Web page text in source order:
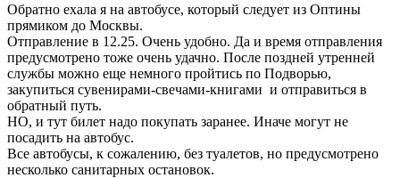
Обратно ехала я на автобусе, который следует из Оптины
прямиком до Москвы.
Отправление в 12.25. Очень удобно. Да и время отправления
предусмотрено тоже очень удачно. После поздней утренней
службы можно еще немного пройтись по Подворью,
закупиться сувенирами-свечами-книгами и отправиться в
обратный путь.
НО, и тут билет надо покупать заранее. Иначе могут не
посадить на автобус.
Все автобусы, к сожалению, без туалетов, но предусмотрено
несколько санитарных остановок.